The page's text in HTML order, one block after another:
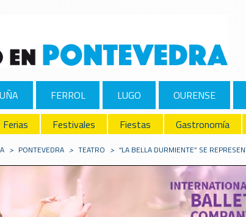
FERROL LUGO OURENSE
Ferias Festivales Fiestas Gastronomía
> PONTEVEDRA > TEATRO > “LA BELLA DURMIENTE” SE